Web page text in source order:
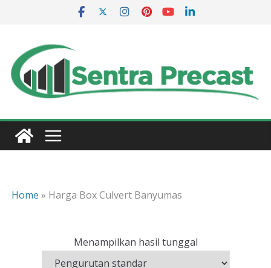
Home » Harga Box Culvert Banyumas
Menampilkan hasil tunggal